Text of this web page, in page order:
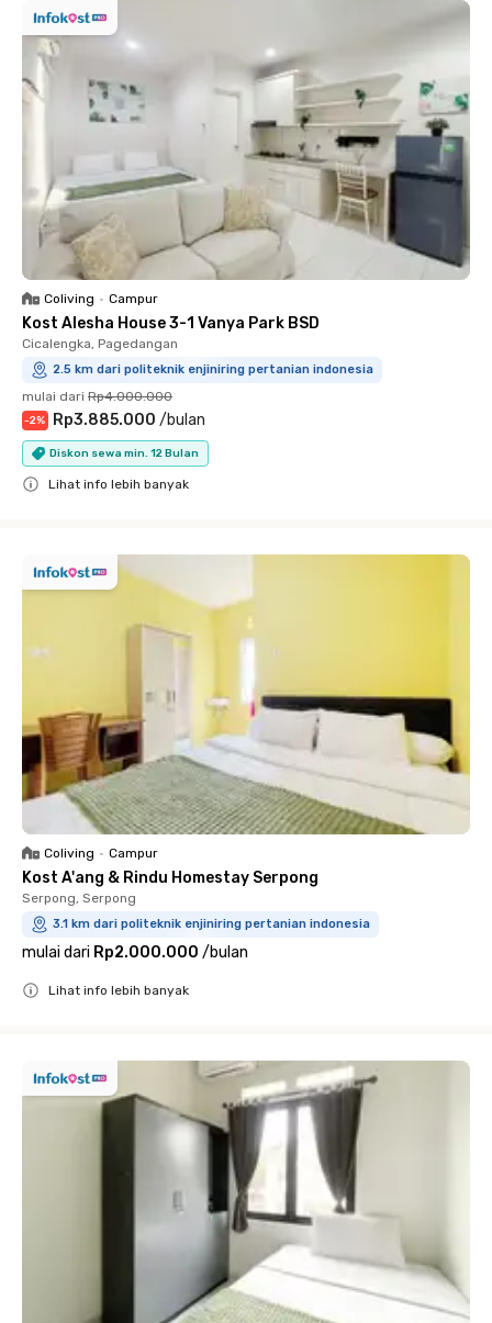
Coliving • Campur
Kost Alesha House 3-1 Vanya Park BSD
Cicalengka, Pagedangan
2.5 km dari politeknik enjiniring pertanian indonesia
mulai dari Rp4.000.000
-2% Rp3.885.000 /bulan
Diskon sewa min. 12 Bulan
Lihat info lebih banyak
Coliving • Campur
Kost A'ang & Rindu Homestay Serpong
Serpong, Serpong
3.1 km dari politeknik enjiniring pertanian indonesia
mulai dari Rp2.000.000 /bulan
Lihat info lebih banyak